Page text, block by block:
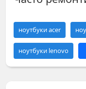
ноутбуки acer
ноутбуки lenovo